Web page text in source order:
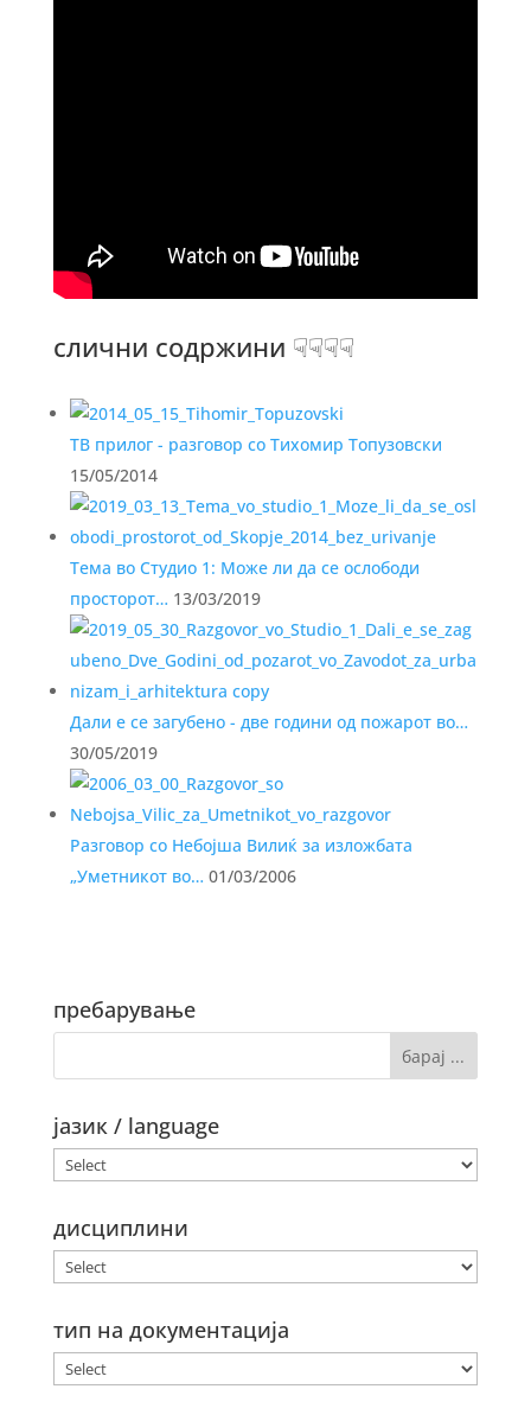
слични содржини ☟☟☟☟
ТВ прилог - разговор со Тихомир Топузовски
15/05/2014
Тема во Студио 1: Може ли да се ослободи
просторот… 13/03/2019
Дали е се загубено - две години од пожарот во…
30/05/2019
Разговор со Небојша Вилиќ за изложбата
„Уметникот во… 01/03/2006
пребарување
јазик / language
дисциплини
тип на документација